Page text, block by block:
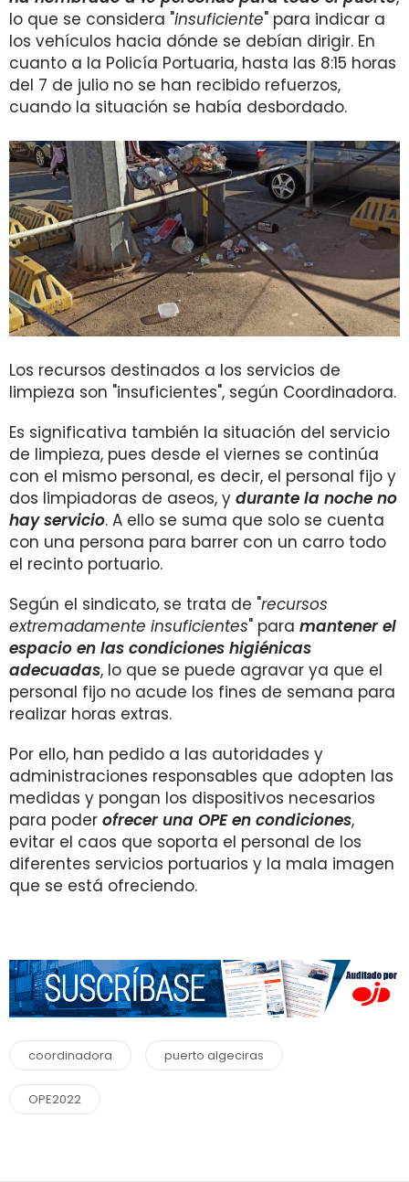
lo que se considera "insuficiente" para indicar a
los vehículos hacia dónde se debían dirigir. En
cuanto a la Policía Portuaria, hasta las 8:15 horas
del 7 de julio no se han recibido refuerzos,
cuando la situación se había desbordado.
Los recursos destinados a los servicios de
limpieza son "insuficientes", según Coordinadora.
Es significativa también la situación del servicio
de limpieza, pues desde el viernes se continúa
con el mismo personal, es decir, el personal fijo y
dos limpiadoras de aseos, y durante la noche no
hay servicio. A ello se suma que solo se cuenta
con una persona para barrer con un carro todo
el recinto portuario.
Según el sindicato, se trata de "recursos
extremadamente insuficientes" para mantener el
espacio en las condiciones higiénicas
adecuadas, lo que se puede agravar ya que el
personal fijo no acude los fines de semana para
realizar horas extras.
Por ello, han pedido a las autoridades y
administraciones responsables que adopten las
medidas y pongan los dispositivos necesarios
para poder ofrecer una OPE en condiciones,
evitar el caos que soporta el personal de los
diferentes servicios portuarios y la mala imagen
que se está ofreciendo.
coordinadora puerto algeciras
OPE2022